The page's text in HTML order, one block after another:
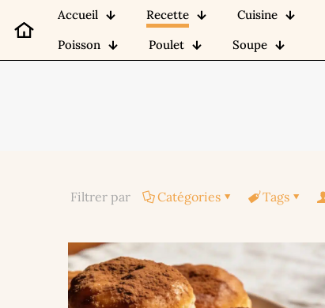
Accueil Recette Cuisine
Poisson
Poulet Soupe
Filtrer par Catégories Tags